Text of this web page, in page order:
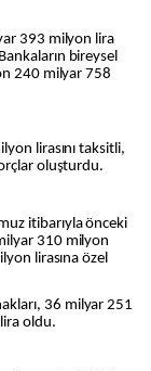
393 milyon lira
bireysel
240 milyar 758
lirasını taksitli,
oluşturdu.
itibarıyla önceki
310 milyon
lirasına özel
36 milyar 251
oldu.